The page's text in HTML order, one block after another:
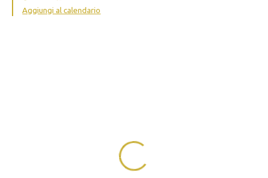
Aggiungi al calendario